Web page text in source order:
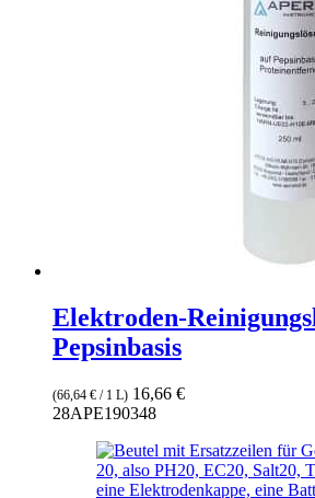
Elektroden-
Pepsinbasis
(66,64 € / 1 L) 16,66 €
28APE190348